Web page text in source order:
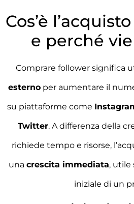
Cos’è
e perché
Comprare follower significa
esternoper aumentare il
su piattaforme come
Twitter. A differenza della
richiede tempo e risorse,
una crescita immediata, utile
iniziale di un